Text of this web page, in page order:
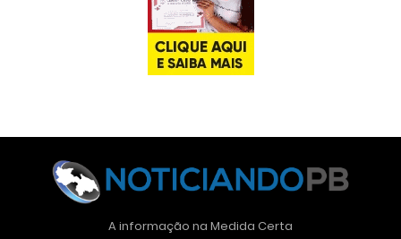
A informação na Medida Certa